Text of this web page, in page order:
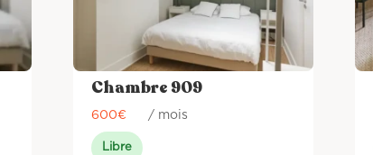
Chambre 909
600€ / mois
Libre